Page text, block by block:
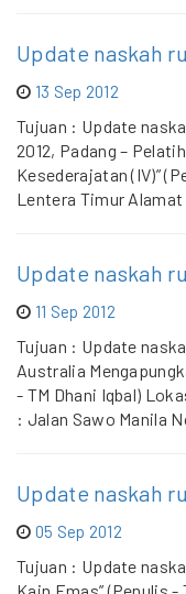
Update naskah
13 Sep 2012
Tujuan : Update
2012, Padang –
Kesederajatan (IV)”
Lentera Timur
Update naskah
11 Sep 2012
Tujuan : Update
Australia
- TM Dhani Iqbal)
: Jalan Sawo Manila
Update naskah
05 Sep 2012
Tujuan : Update